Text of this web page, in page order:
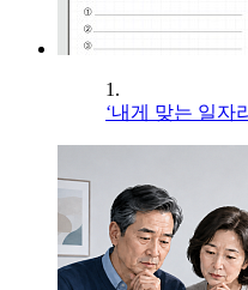
1.
‘내게 맞는 일자